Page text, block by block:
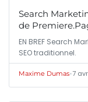
Search
de
EN BREF Search
SEO traditionnel.
Maxime Dumas•7